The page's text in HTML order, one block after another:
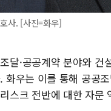
사. [사진=화우]
달·공공계약 분야와 건
우는 이를 통해 공공
스크 전반에 대한 자문